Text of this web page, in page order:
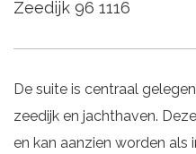
Zeedijk 96 1116
De suite is centraal
zeedijk en jachthaven.
en kan aanzien worden als